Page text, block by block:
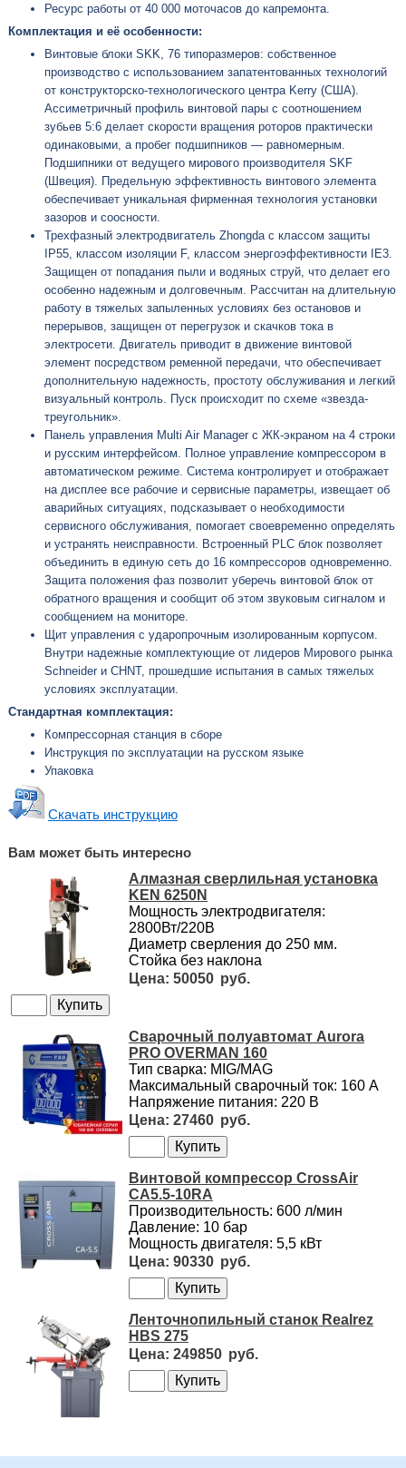
Ресурс работы от 40 000 моточасов до капремонта.
Комплектация и её особенности:
Винтовые блоки SKK, 76 типоразмеров: собственное
производство с использованием запатентованных технологий
от конструкторско-технологического центра Kerry (США).
Ассиметричный профиль винтовой пары с соотношением
зубьев 5:6 делает скорости вращения роторов практически
одинаковыми, а пробег подшипников — равномерным.
Подшипники от ведущего мирового производителя SKF
(Швеция). Предельную эффективность винтового элемента
обеспечивает уникальная фирменная технология установки
зазоров и соосности.
Трехфазный электродвигатель Zhongda с классом защиты
IP55, классом изоляции F, классом энергоэффективности IE3.
Защищен от попадания пыли и водяных струй, что делает его
особенно надежным и долговечным. Рассчитан на длительную
работу в тяжелых запыленных условиях без остановов и
перерывов, защищен от перегрузок и скачков тока в
электросети. Двигатель приводит в движение винтовой
элемент посредством ременной передачи, что обеспечивает
дополнительную надежность, простоту обслуживания и легкий
визуальный контроль. Пуск происходит по схеме «звезда-
треугольник».
Панель управления Multi Air Manager с ЖК-экраном на 4 строки
и русским интерфейсом. Полное управление компрессором в
автоматическом режиме. Система контролирует и отображает
на дисплее все рабочие и сервисные параметры, извещает об
аварийных ситуациях, подсказывает о необходимости
сервисного обслуживания, помогает своевременно определять
и устранять неисправности. Встроенный PLC блок позволяет
объединить в единую сеть до 16 компрессоров одновременно.
Защита положения фаз позволит уберечь винтовой блок от
обратного вращения и сообщит об этом звуковым сигналом и
сообщением на мониторе.
Щит управления с ударопрочным изолированным корпусом.
Внутри надежные комплектующие от лидеров Мирового рынка
Schneider и СHNT, прошедшие испытания в самых тяжелых
условиях эксплуатации.
Стандартная комплектация:
Компрессорная станция в сборе
Инструкция по эксплуатации на русском языке
Упаковка
Скачать инструкцию
Вам может быть интересно
Алмазная сверлильная установка
KEN 6250N
Мощность электродвигателя:
2800Вт/220В
Диаметр сверления до 250 мм.
Стойка без наклона
50050
Сварочный полуавтомат Aurora
PRO OVERMAN 160
Тип сварка: MIG/MAG
Максимальный сварочный ток: 160 А
Напряжение питания: 220 В
27460
Винтовой компрессор CrossAir
CA5.5-10RA
Производительность: 600 л/мин
Давление: 10 бар
Мощность двигателя: 5,5 кВт
90330
Ленточнопильный станок Realrez
HBS 275
249850